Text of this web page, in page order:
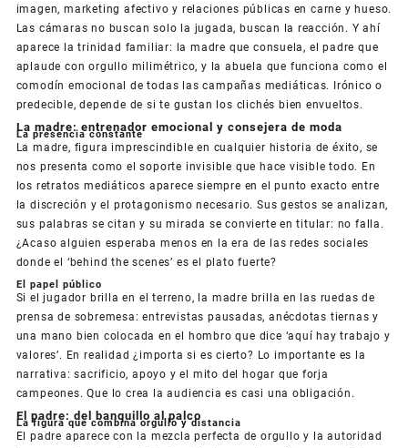
imagen, marketing afectivo y relaciones públicas en carne y hueso.
Las cámaras no buscan solo la jugada, buscan la reacción. Y ahí
aparece la trinidad familiar: la madre que consuela, el padre que
aplaude con orgullo milimétrico, y la abuela que funciona como el
comodín emocional de todas las campañas mediáticas. Irónico o
predecible, depende de si te gustan los clichés bien envueltos.
La madre: entrenador emocional y consejera de moda
La presencia constante
La madre, figura imprescindible en cualquier historia de éxito, se
nos presenta como el soporte invisible que hace visible todo. En
los retratos mediáticos aparece siempre en el punto exacto entre
la discreción y el protagonismo necesario. Sus gestos se analizan,
sus palabras se citan y su mirada se convierte en titular: no falla.
¿Acaso alguien esperaba menos en la era de las redes sociales
donde el ‘behind the scenes’ es el plato fuerte?
El papel público
Si el jugador brilla en el terreno, la madre brilla en las ruedas de
prensa de sobremesa: entrevistas pausadas, anécdotas tiernas y
una mano bien colocada en el hombro que dice ‘aquí hay trabajo y
valores’. En realidad ¿importa si es cierto? Lo importante es la
narrativa: sacrificio, apoyo y el mito del hogar que forja
campeones. Que lo crea la audiencia es casi una obligación.
El padre: del banquillo al palco
La figura que combina orgullo y distancia
El padre aparece con la mezcla perfecta de orgullo y la autoridad